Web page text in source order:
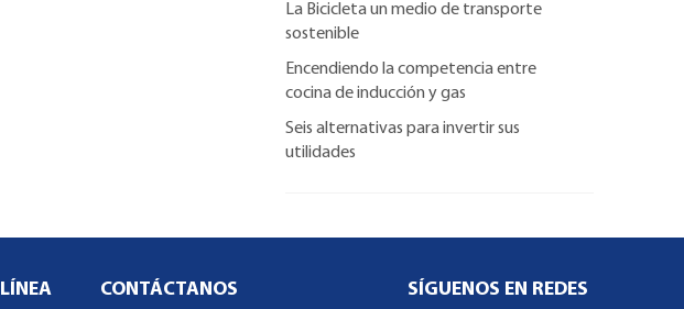
La Bicicleta un medio de transporte
sostenible
Encendiendo la competencia entre
cocina de inducción y gas
Seis alternativas para invertir sus
utilidades
CONTÁCTANOS SÍGUENOS EN REDES